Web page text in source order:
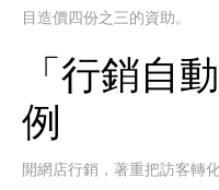
目造價四份之三的資助。
「行銷自
例
開網店行銷，著重把訪客轉